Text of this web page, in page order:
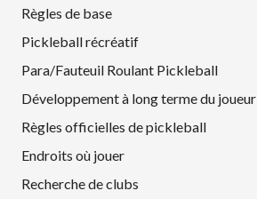
organisationnels
Associations
territoriales de
pickleball
d’administration
Assemblées
générales annuelles
Règles de base
Pickleball récréatif
Para/Fauteuil Roulant Pickleball
Développement à long terme du joueur
Règles officielles de pickleball
Endroits où jouer
Recherche de clubs